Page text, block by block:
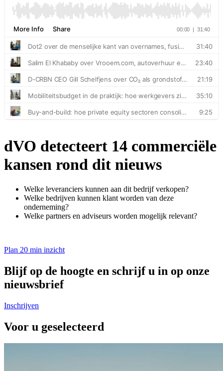
dVO detecteert 14 commerciële
kansen rond dit nieuws
Welke leveranciers kunnen aan dit bedrijf verkopen?
Welke bedrijven kunnen klant worden van deze
onderneming?
Welke partners en adviseurs worden mogelijk relevant?
Plan 20 min inzicht
Blijf op de hoogte en schrijf u in op onze
nieuwsbrief
Inschrijven
Voor u geselecteerd